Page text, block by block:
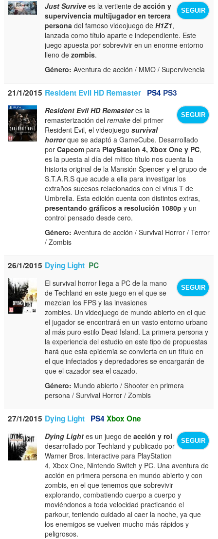
SEGUIR
Just Survive es la vertiente deacción y
supervivencia multijugador en tercera
persona del famoso videojuego deH1Z1,
lanzada como título aparte e independiente. Este
juego apuesta por sobrevivir en un enorme entorno
lleno dezombis.
Género: Aventura de acción / MMO / Supervivencia
21/1/2015 Resident Evil HD Remaster PS4 PS3
SEGUIR
Resident Evil HD Remasteres la
remasterización delremake del primer
Resident Evil, el videojuegosurvival
horrorque se adaptó a GameCube. Desarrollado
porCapcom para PlayStation 4, Xbox One y PC,
es la puesta al día del mítico título nos cuenta la
historia original de la Mansión Spencer y el grupo de
S.T.A.R.S que acude a ella para investigar los
extraños sucesos relacionados con el virus T de
Umbrella. Esta edición cuenta con distintos extras,
presentando gráficos a resolución 1080p y un
control pensado desde cero.
Género: Aventura de acción / Survival Horror / Terror
/ Zombis
26/1/2015 Dying Light PC
SEGUIR
El survival horror llega a PC de la mano
de Techland en este juego en el que se
mezclan los FPS y las invasiones
zombies. Un videojuego de mundo abierto en el que
el jugador se encontrará en un vasto entorno urbano
al más puro estilo Dead Island. La primera persona y
la experiencia del estudio en este tipo de propuestas
hará que esta epidemia se convierta en un título en
el que infectados y depredadores se encargarán de
que el cazador sea el cazado.
Género: Mundo abierto / Shooter en primera
persona / Survival Horror / Zombis
27/1/2015 Dying Light PS4 Xbox One
SEGUIR
Dying Light es un juego deacción y rol
desarrollado por Techland y publicado por
Warner Bros. Interactive para PlayStation
4, Xbox One, Nintendo Switch y PC. Una aventura de
acción en primera persona en mundo abierto y con
zombis, en el que tenemos que sobrevivir
explorando, combatiendo cuerpo a cuerpo y
moviéndonos a toda velocidad practicando el
parkour, teniendo cuidado al caer la noche, ya que
los enemigos se vuelven mucho más rápidos y
peligrosos.